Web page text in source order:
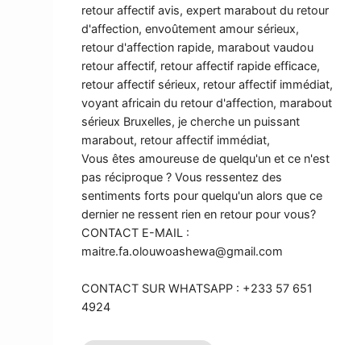
retour affectif avis, expert marabout du retour
d'affection, envoûtement amour sérieux,
retour d'affection rapide, marabout vaudou
retour affectif, retour affectif rapide efficace,
retour affectif sérieux, retour affectif immédiat,
voyant africain du retour d'affection, marabout
sérieux Bruxelles, je cherche un puissant
marabout, retour affectif immédiat,
Vous êtes amoureuse de quelqu'un et ce n'est
pas réciproque ? Vous ressentez des
sentiments forts pour quelqu'un alors que ce
dernier ne ressent rien en retour pour vous?
CONTACT E-MAIL :
maitre.fa.olouwoashewa@gmail.com
CONTACT SUR WHATSAPP : +233 57 651
4924